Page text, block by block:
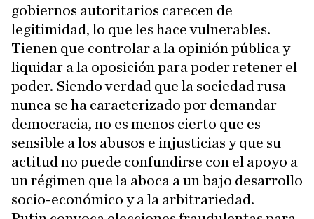
gobiernos autoritarios carecen de
legitimidad, lo que les hace vulnerables.
Tienen que controlar a la opinión pública y
liquidar a la oposición para poder retener el
poder. Siendo verdad que la sociedad rusa
nunca se ha caracterizado por demandar
democracia, no es menos cierto que es
sensible a los abusos e injusticias y que su
actitud no puede confundirse con el apoyo a
un régimen que la aboca a un bajo desarrollo
socio-económico y a la arbitrariedad.